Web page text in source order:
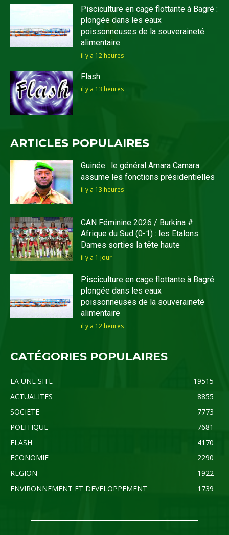
Pisciculture en cage flottante à Bagré :
plongée dans les eaux
poissonneuses de la souveraineté
alimentaire
il y'a 12 heures
Flash
il y'a 13 heures
ARTICLES POPULAIRES
Guinée : le général Amara Camara
assume les fonctions présidentielles
il y'a 13 heures
CAN Féminine 2026 / Burkina #
Afrique du Sud (0-1) : les Etalons
Dames sorties la tête haute
il y'a 1 jour
Pisciculture en cage flottante à Bagré :
plongée dans les eaux
poissonneuses de la souveraineté
alimentaire
il y'a 12 heures
CATÉGORIES POPULAIRES
LA UNE SITE
19515
ACTUALITES
8855
SOCIETE
7773
POLITIQUE
7681
FLASH
4170
ECONOMIE
2290
REGION
1922
ENVIRONNEMENT ET DEVELOPPEMENT
1739